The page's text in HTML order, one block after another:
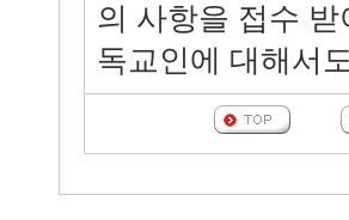
의 사항을 접수
독교인에 대해서